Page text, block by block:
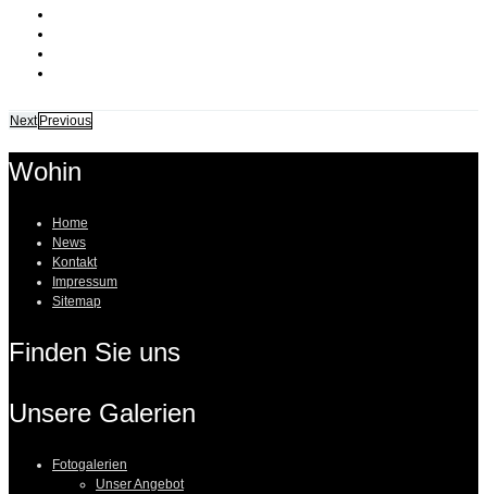
Next Previous
Wohin
Home
News
Kontakt
Impressum
Sitemap
Finden Sie uns
Unsere Galerien
Fotogalerien
Unser Angebot